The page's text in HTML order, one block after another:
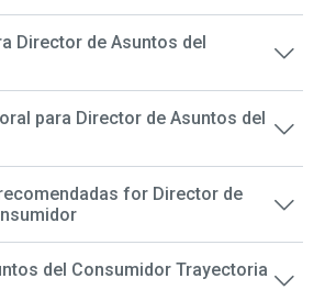
Director de Asuntos del
para Director de Asuntos del
for Director de
del Consumidor Trayectoria